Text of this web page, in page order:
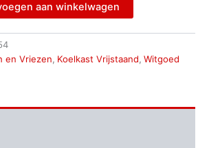
aan winkelwagen
en Vriezen, Koelkast Vrijstaand, Witgoed